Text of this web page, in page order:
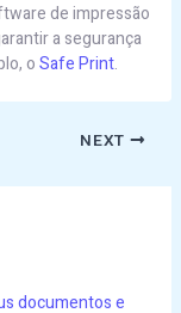
de impressão
a segurança
oSafe Print.
NEXT